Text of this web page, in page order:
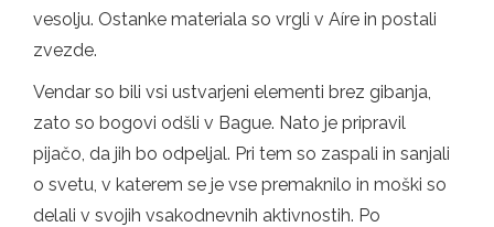
vesolju. Ostanke materiala so vrgli v Aíre in postali
zvezde.
Vendar so bili vsi ustvarjeni elementi brez gibanja,
zato so bogovi odšli v Bague. Nato je pripravil
pijačo, da jih bo odpeljal. Pri tem so zaspali in sanjali
o svetu, v katerem se je vse premaknilo in moški so
delali v svojih vsakodnevnih aktivnostih. Po